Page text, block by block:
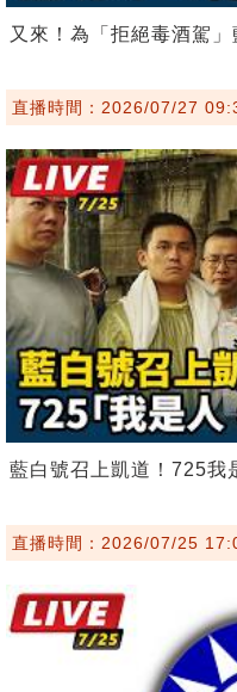
又來！為「拒絕毒酒駕
直播時間：2026/07/27
藍白號召上凱道！725我
直播時間：2026/07/25